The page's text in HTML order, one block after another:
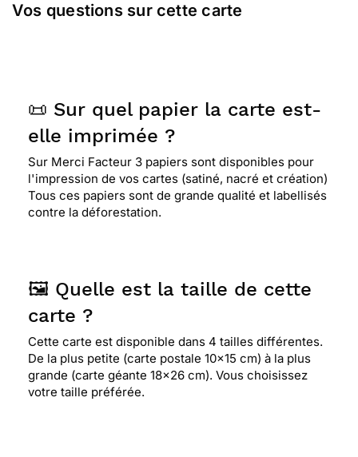
Vos questions sur cette carte
📜 Sur quel papier la carte est-
elle imprimée ?
Sur Merci Facteur 3 papiers sont disponibles pour
l'impression de vos cartes (satiné, nacré et création)
Tous ces papiers sont de grande qualité et labellisés
contre la déforestation.
🖼️ Quelle est la taille de cette
carte ?
Cette carte est disponible dans 4 tailles différentes.
De la plus petite (carte postale 10x15 cm) à la plus
grande (carte géante 18x26 cm). Vous choisissez
votre taille préférée.